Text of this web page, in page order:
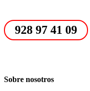
928 97 41 09
Sobre nosotros